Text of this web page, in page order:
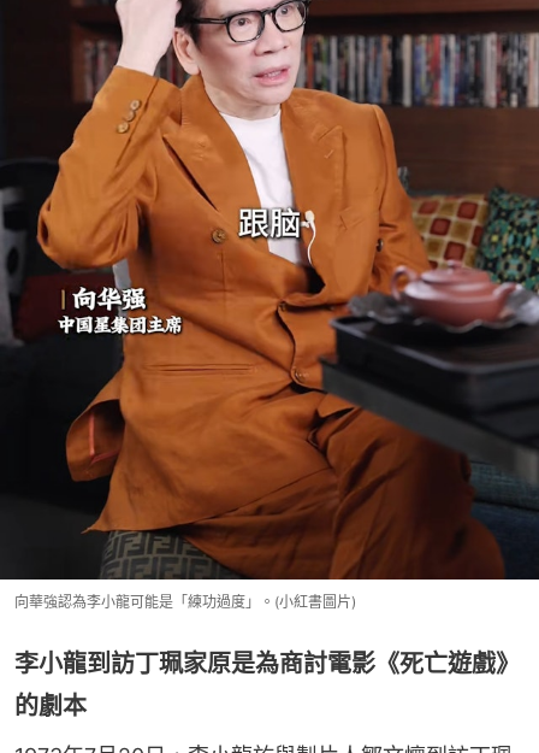
向華強認為李小龍可能是「練功過度」。(小紅書圖片)
李小龍到訪丁珮家原是為商討電影《死亡遊戲》
的劇本